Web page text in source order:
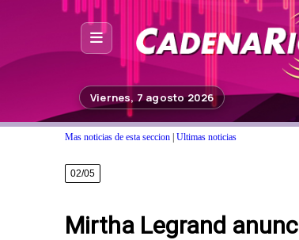
Noticias
Fuera de Foco
Programación
Viernes, 7 agosto 2026
Mas noticias de esta seccion Ultimas noticias
02/05
Mirtha Legrand